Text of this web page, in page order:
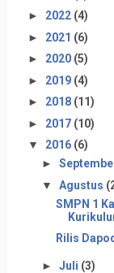
► 2022 (4)
► 2021 (6)
► 2020 (5)
► 2019 (4)
► 2018 (11)
► 2017 (10)
▼ 2016 (6)
►
▼ Agustus
SMPN 1
Rilis
► Juli (3)